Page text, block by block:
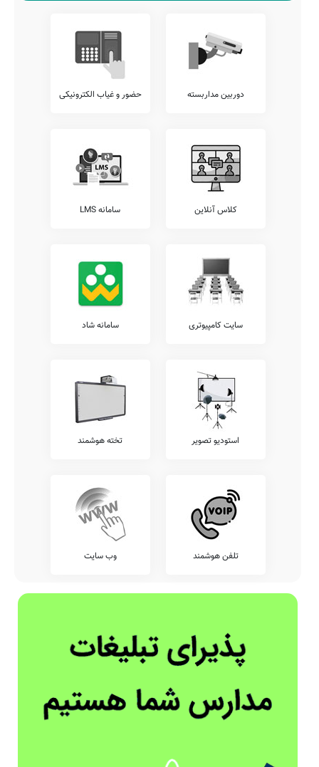
دوربین مداربسته حضور و غیاب الکترونیکی
کلاس آنلاین سامانه LMS
سایت کامپیوتری سامانه شاد
استودیو تصویر تخته هوشمند
تلفن هوشمند وب سایت